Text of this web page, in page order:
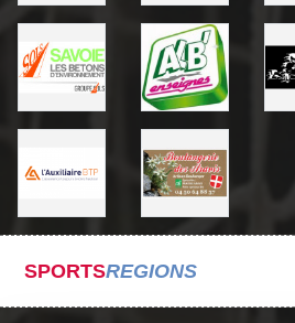
SPORTSREGIONS